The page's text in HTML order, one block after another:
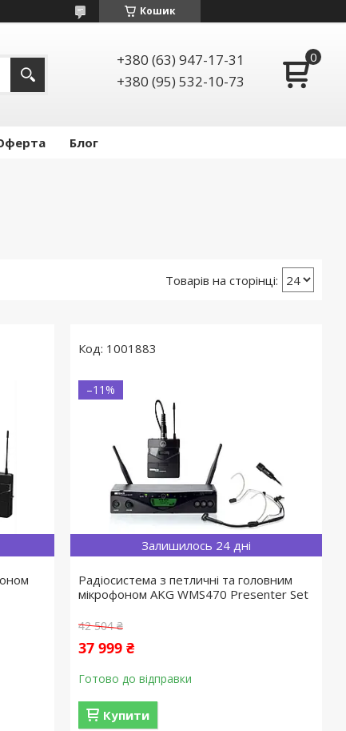
Кошик
+380 (63) 947-17-31
+380 (95) 532-10-73
Блог
1001883
Залишилось 24 дні
–11%
Радіосистема з петличні та головним
мікрофоном AKG WMS470 Presenter Set
42 504 ₴
37 999 ₴
Готово до відправки
Купити